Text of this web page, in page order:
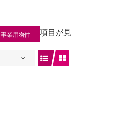
事業用物件 項目が見